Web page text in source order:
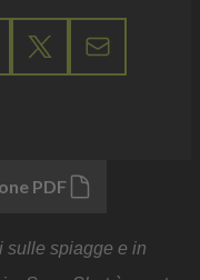
PDF
sulle spiagge e in